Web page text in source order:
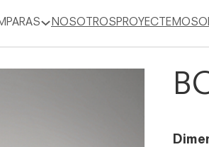
NOSOTROS PROYECTEMOS